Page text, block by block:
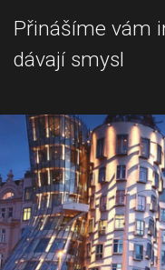
Přinášíme vám
dávají smysl